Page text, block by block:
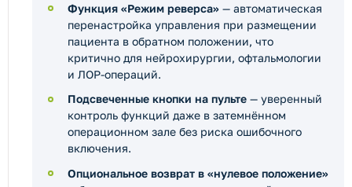
Функция «Режим реверса» — автоматическая
перенастройка управления при размещении
пациента в обратном положении, что
критично для нейрохирургии, офтальмологии
и ЛОР-операций.
Подсвеченные кнопки на пульте — уверенный
контроль функций даже в затемнённом
операционном зале без риска ошибочного
включения.
Опциональное возврат в «нулевое положение»